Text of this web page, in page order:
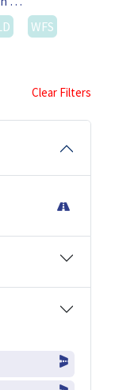
WFS
Clear Filters